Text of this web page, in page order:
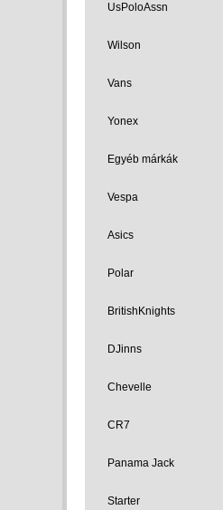
UsPoloAssn
Wilson
Vans
Yonex
Egyéb márkák
Vespa
Asics
Polar
BritishKnights
DJinns
Chevelle
CR7
Panama Jack
Starter